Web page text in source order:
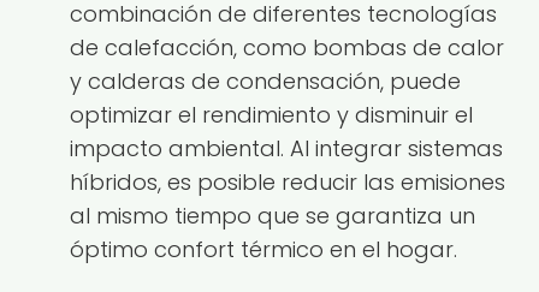
combinación de diferentes tecnologías
de calefacción, como bombas de calor
y calderas de condensación, puede
optimizar el rendimiento y disminuir el
impacto ambiental. Al integrar sistemas
híbridos, es posible reducir las emisiones
al mismo tiempo que se garantiza un
óptimo confort térmico en el hogar.